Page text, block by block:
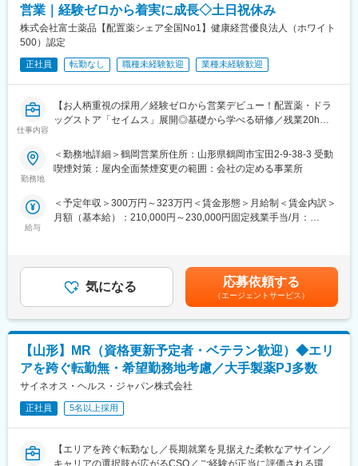
変更の範囲：会社の定める業務
患者さんに治験の内容をわかりやすく説明したり、医師や看護師
と連携することで伝える力が身に付きます。
（2）スケジュール管理力：
治験には決まった検査や診察の予定があるため、患者さんが無理
なく通えるように予定を調整する力が身につきます。
増えていきます。薬剤師や看護師と話す機会も多いため学ぶこと
も多いです。
検査の結果を記録したり、書類をまとめたりする仕事もありま
す。パソコンの使い方や、正確に記録する力が身につきます。
進めるので、チームワークの大切さを学べます。
フレックスタイム制も取り入れ、柔軟に働き方をアレンジ可能。
残業時間も月10時間程度、産休育休の取得実績も多数あり、育児
手当もございます。
■充実の研修制度：
導入研修が80時間あり、手厚いフォロー体制があります。
CRC社内認定制度を採用し、継続研修を充実させることで常に新
しい知識を身につけ、スキルアップできる環境を用意していま
す。
■キャリアステップ：
また、グループの垣根を超えCRCからSMAやCRAへのキャリアチ
営業｜経験ゼロから着実に成長◇土日祝休み
株式会社富士薬品【配置薬シェア全国No1】健康経営優良法人（ホワイト
500）認定
正社員 転勤なし 職種未経験歓迎 業種未経験歓迎
仕事内容
【お人柄重視の採用／経験ゼロから営業デビュー！配置薬・ドラ
ッグストア「セイムス」展開◎基礎から学べる研修／残業20h以
■職務内容：
す。
「薬を売る」のではなく、「人として信頼される」営業であり、
配置薬や健康食品、サプリメントの使用頻度に合わせて、1～6ヵ
月に1回程度のペースでお客様宅を訪問
※社用車（軽自動車）に乗ってお客様宅へ訪問をします。（1件あ
たり20～30分程度）
・配置薬や健康食品の期限管理
・使った分の配置薬を補充
・使用したお薬代金の集金
・健康相談、新商品・サービスのご提案 など
※一部、新たに配置薬を置いていただくお客様への訪問がありま
品です。
勤務地
＜勤務地詳細＞鶴岡営業所住所：山形県鶴岡市宝田2-9-38-3 受動
喫煙対策：屋内全面禁煙変更の範囲：会社の定める事業所
給与
＜予定年収＞300万円～323万円＜賃金形態＞月給制＜賃金内訳＞
月額（基本給）：210,000円～230,000円固定残業手当/月：
年収は当社規定に基づき、年齢や経験に応じて決定します。・昇
給：年1回（4月）＜モデル給与＞※入社3年目平均基本給＋各種手
当＋業績連動給→総支給月額344,141円※業績連動給：月の予算達
成や売り上げに対して支払われます。賃金はあくまでも目安の金
額であり、選考を通じて上下する可能性があります。月給(月額)は
固定手当を含めた表記です。
気になる 応募依頼する
（エージェントサービス）
【山形】MR（資格更新予定者・ベテラン歓迎）◆エリ
アを跨ぐ転勤無・希望勤務地考慮／大手製薬PJ多数
サイネオス・ヘルス・ジャパン株式会社
正社員 5名以上採用
【エリアを跨ぐ転勤なし／長期就業を見据えた柔軟なアサイン／
キャリアの選択肢が広がるCSO／ご経験が正当に評価される環